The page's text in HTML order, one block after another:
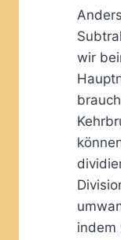
wir
indem